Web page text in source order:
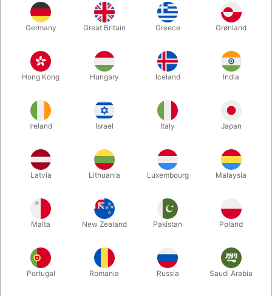
Forstør
DKK 225,00/ stkinkl. moms
Udsolgt lige nu . Forventet på lager 13-08-2026
Germany Great Britain Greece Grønland
Hong Kong Hungary Iceland India
Ireland Israel Italy Japan
Latvia Lithuania Luxembourg Malaysia
Malta New Zealand Pakistan Poland
Portugal Romania Russia Saudi Arabia